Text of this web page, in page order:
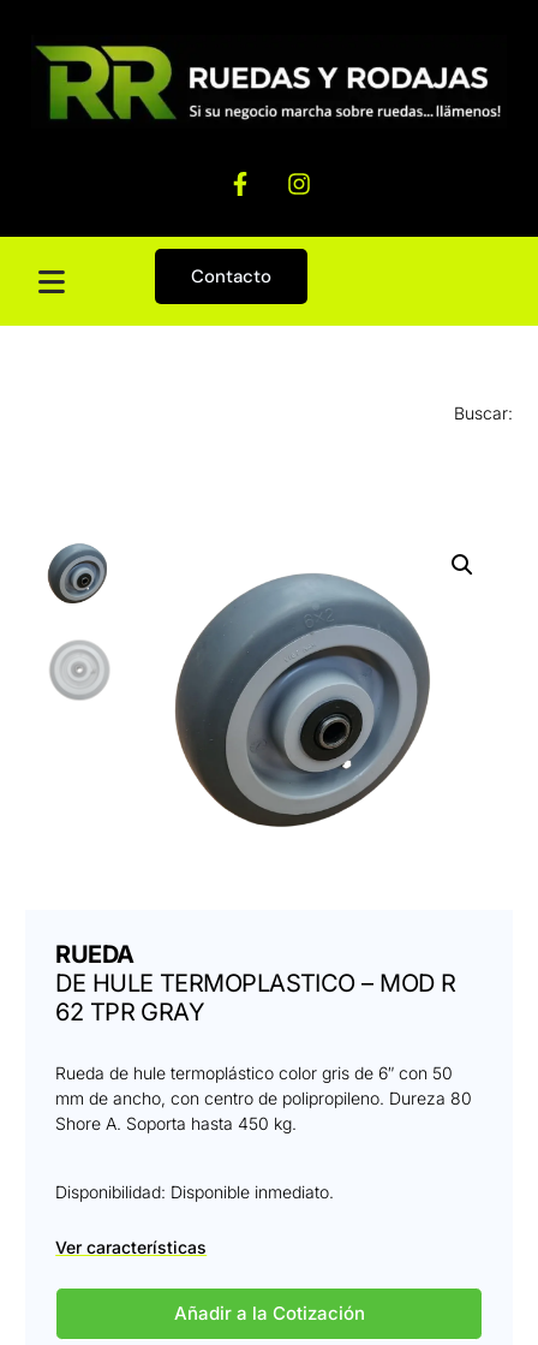
Contacto
Buscar:
RUEDA
DE HULE TERMOPLASTICO – MOD R
62 TPR GRAY
Rueda de hule termoplástico color gris de 6″ con 50
mm de ancho, con centro de polipropileno. Dureza 80
Shore A. Soporta hasta 450 kg.
Disponibilidad: Disponible inmediato.
Ver características
Añadir a la Cotización